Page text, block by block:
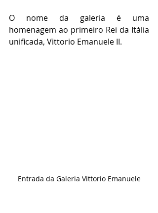
O nome da galeria é uma
homenagem ao primeiro Rei da Itália
unificada, Vittorio Emanuele II.
Entrada da Galeria Vittorio Emanuele